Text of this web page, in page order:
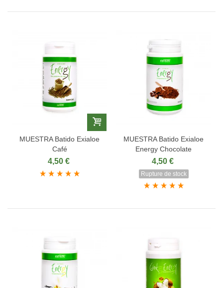
MUESTRA Batido Exialoe
Café
4,50 €
MUESTRA Batido Exialoe
Energy Chocolate
4,50 €
Rupture de stock